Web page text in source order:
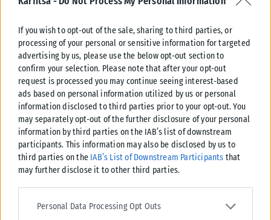
If you wish to opt-out of the sale, sharing to third parties, or
processing of your personal or sensitive information for targeted
advertising by us, please use the below opt-out section to
confirm your selection. Please note that after your opt-out
request is processed you may continue seeing interest-based
ads based on personal information utilized by us or personal
information disclosed to third parties prior to your opt-out. You
may separately opt-out of the further disclosure of your personal
information by third parties on the IAB’s list of downstream
participants. This information may also be disclosed by us to
third parties on the IAB’s List of Downstream Participants that
may further disclose it to other third parties.
Please note that this website/app uses one or more Google
services and may gather and store information including but not
Personal Data Processing Opt Outs
έρχονται στην Ελλάδα για να εργαστούν, ιδίως στους τομείς
της γεωργίας και της αλιείας. Εξήγγειλε πως τους επόμενους
μήνες, «θα ενισχύσουμε περαιτέρω αυτή την πρωτοβουλία,
ώστε να επιτρέψουμε σε μεγαλύτερο αριθμό Αιγυπτίων
εργαζομένων να μετακληθούν στην Ελλάδα και να εργαστούν
σε καίριους οικονομικούς τομείς». Επιγραμματικά, όπως το
έθεσε, είναι «όντως σημαντικό να σταματήσουμε και να
ελέγξουμε την παράτυπη μετανάστευση, σεβόμενοι
παράλληλα τα θεμελιώδη ανθρώπινα δικαιώματα» και από
την άλλη πλευρά, «είναι απαραίτητο να προωθήσουμε
νόμιμες οδούς μετανάστευσης και πιστεύω ότι η συμφωνία
μεταξύ Αιγύπτου και Ελλάδας είναι το καλύτερο πρότυπο».